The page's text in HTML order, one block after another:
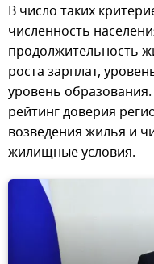
В число таких
численность
продолжительность
роста зарплат,
уровень
рейтинг доверия
возведения жилья и
жилищные условия.